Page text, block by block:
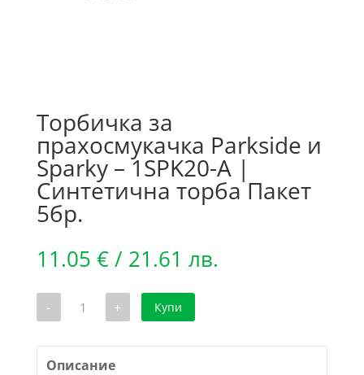
Торбичка за
прахосмукачка Parkside и
Sparky – 1SPK20-A |
Синтетична торба Пакет
5бр.
11.05 €/ 21.61 лв.
- количество
Торбичка
прахосмукачка
Parkside
+ Купи
Описание